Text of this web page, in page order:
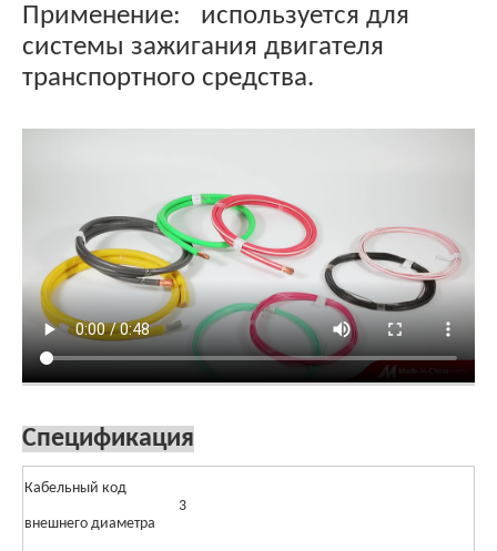
Применение: используется для
системы зажигания двигателя
транспортного средства.
Спецификация
Кабельный код
внешнего диаметра
3